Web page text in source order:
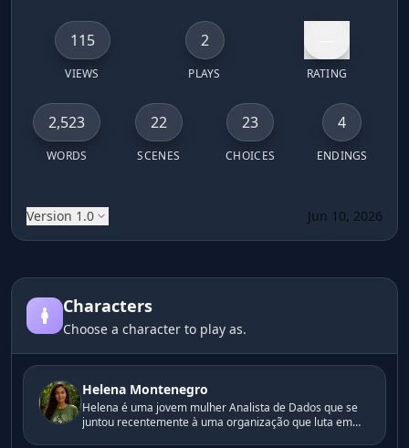
115
VIEWS
2
PLAYS RATING
2,523
WORDS
22
SCENES
23
CHOICES
4
ENDINGS
Version 1.0 Jun 10, 2026
Escolha a alternativa que você acredita ser a melhor
Characters
Choose a character to play as.
Helena Montenegro
Helena é uma jovem mulher Analista de Dados que se
juntou recentemente à uma organização que luta em